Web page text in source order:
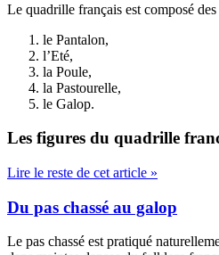
Le quadrille français est composé
le Pantalon,
l’Eté,
la Poule,
la Pastourelle,
le Galop.
Les figures du quadrille
Lire le reste de cet article »
Du pas chassé au galop
Le pas chassé est pratiqué